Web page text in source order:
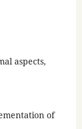
aspects,
of